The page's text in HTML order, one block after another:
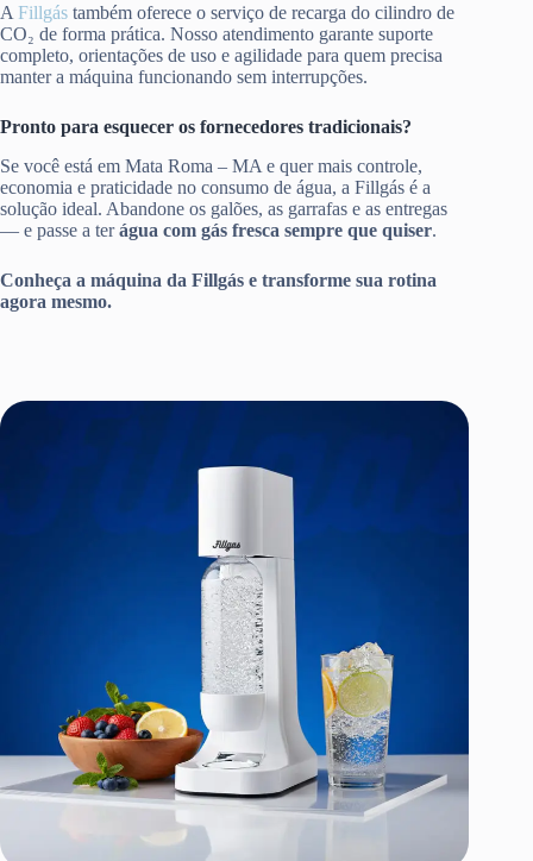
A Fillgás também oferece o serviço de recarga do cilindro de
CO₂ de forma prática. Nosso atendimento garante suporte
completo, orientações de uso e agilidade para quem precisa
manter a máquina funcionando sem interrupções.
Pronto para esquecer os fornecedores tradicionais?
Se você está em Mata Roma – MA e quer mais controle,
economia e praticidade no consumo de água, a Fillgás é a
solução ideal. Abandone os galões, as garrafas e as entregas
— e passe a terágua com gás fresca sempre que quiser.
Conheça a máquina da Fillgás e transforme sua rotina
agora mesmo.